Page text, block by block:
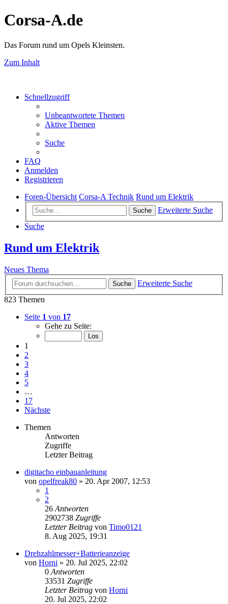
Corsa-A.de
Das Forum rund um Opels Kleinsten.
Zum Inhalt
Schnellzugriff
Unbeantwortete Themen
Aktive Themen
Suche
FAQ
Anmelden
Registrieren
Foren-Übersicht Corsa-A Technik Rund um Elektrik
Suche
Erweiterte Suche
Suche
Rund um Elektrik
Neues Thema
Suche
Erweiterte Suche
823 Themen
Seite 1 von 17
Gehe zu Seite:
1
2
3
4
5
…
17
Nächste
Themen
Antworten
Zugriffe
Letzter Beitrag
digitacho einbauanleitung
von opelfreak80 » 20. Apr 2007, 12:53
1
2
26 Antworten
2902738 Zugriffe
Letzter Beitrag von Timo0121
8. Aug 2025, 19:31
Drehzahlmesser+Batterieanzeige
von Horni » 20. Jul 2025, 22:02
0 Antworten
33531 Zugriffe
Letzter Beitrag von Horni
20. Jul 2025, 22:02